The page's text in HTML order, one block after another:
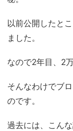
以前公開したと
ました。
なので2年目、2
そんなわけでブ
のです。
過去には、こん